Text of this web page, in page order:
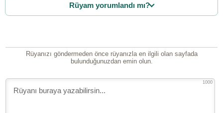
Rüyam yorumlandı mı?
Rüyanızı göndermeden önce rüyanızla en ilgili olan sayfada
bulunduğunuzdan emin olun.
1000